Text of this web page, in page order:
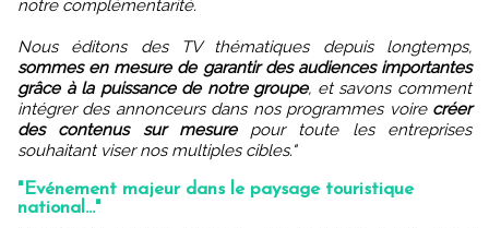
notre complémentarité.
Nous éditons des TV thématiques depuis longtemps,
sommes en mesure de garantir des audiences importantes
grâce à la puissance de notre groupe, et savons comment
intégrer des annonceurs dans nos programmes voire créer
des contenus sur mesurepour toute les entreprises
souhaitant viser nos multiples cibles."
"Evénement majeur dans le paysage touristique
national..."